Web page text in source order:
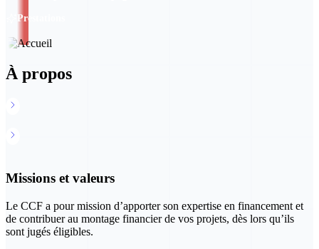
Prestations
À propos
Missions et valeurs
Le CCF a pour mission d’apporter son expertise en financement et
de contribuer au montage financier de vos projets, dès lors qu’ils
sont jugés éligibles.